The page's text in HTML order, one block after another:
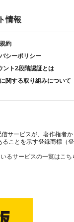
情報
約
シーポリシー
ント2段階認証とは
関する取り組みについて
サービスが、著作権者
ことを示す登録商標（
るサービスの一覧はこち